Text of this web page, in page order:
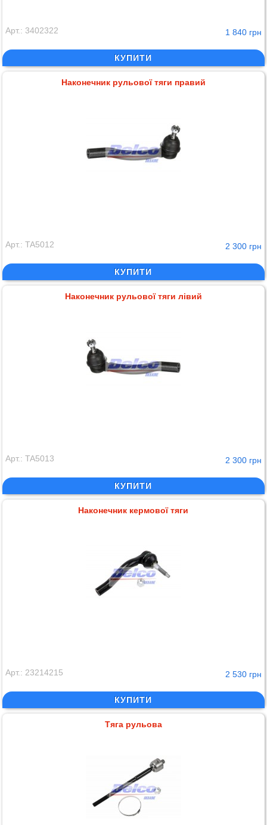
Арт.: 3402322 1 840 грн
КУПИТИ
Наконечник рульової тяги правий
Арт.: TA5012 2 300 грн
КУПИТИ
Наконечник рульової тяги лівий
Арт.: TA5013 2 300 грн
КУПИТИ
Наконечник кермової тяги
Арт.: 23214215 2 530 грн
КУПИТИ
Тяга рульова